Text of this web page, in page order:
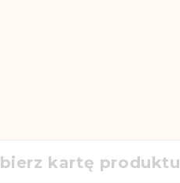
kartę produktu